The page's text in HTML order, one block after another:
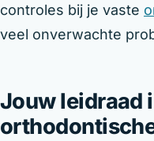
controles bij je vaste
veel onverwachte
Jouw leidraad